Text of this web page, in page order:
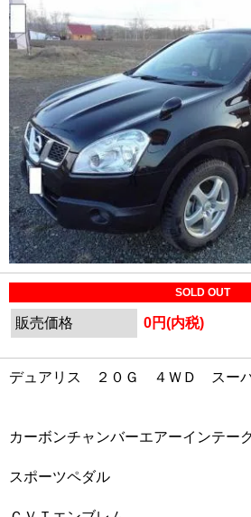
SOLD OUT
販売価格 0円(内税)
デュアリス ２０Ｇ ４ＷＤ スーパ
カーボンチャンバーエアーインテー
スポーツペダル